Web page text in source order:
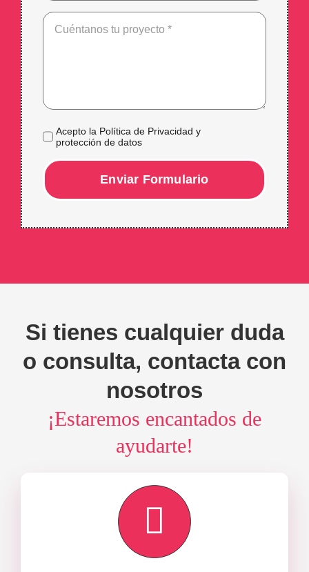
Acepto la Política de Privacidad y
protección de datos
Enviar Formulario
Si tienes cualquier duda
o consulta, contacta con
nosotros
¡Estaremos encantados de
ayudarte!